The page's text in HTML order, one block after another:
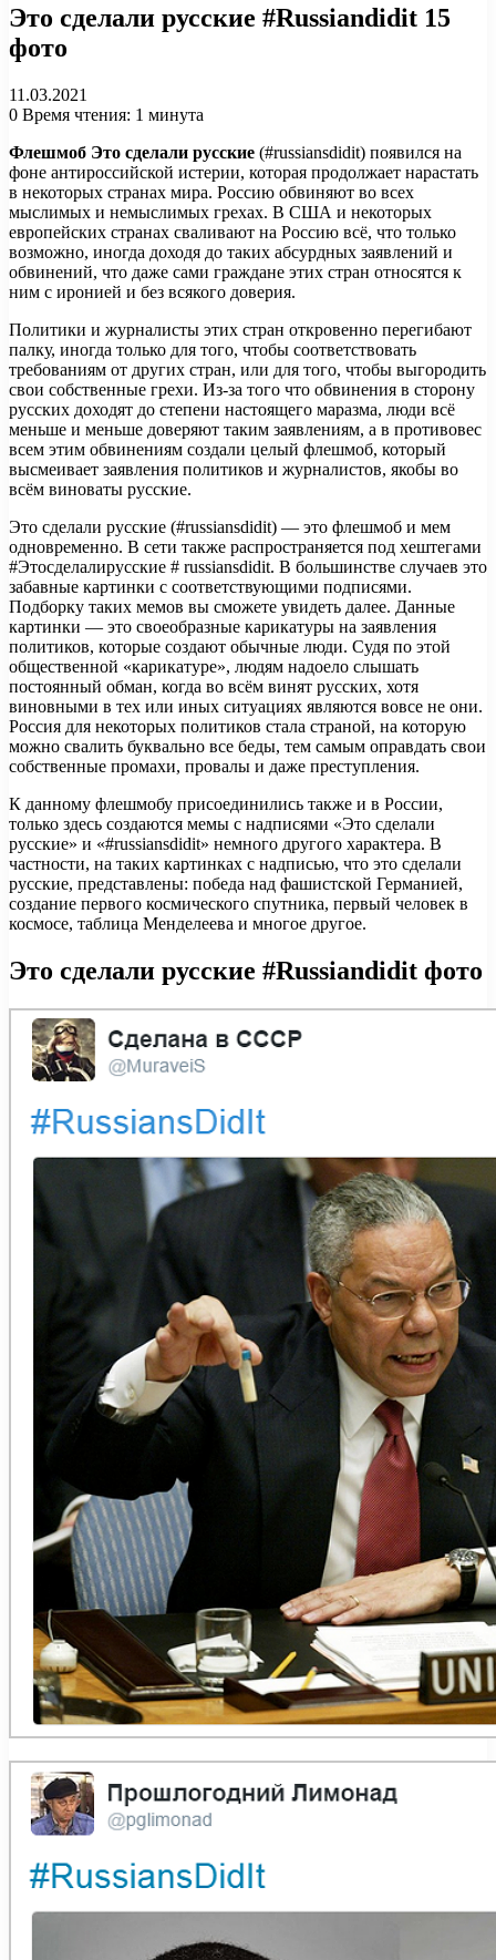
Это сделали русские #Russiandidit 15
фото
11.03.2021
0 Время чтения: 1 минута
Флешмоб Это сделали русские (#russiansdidit) появился на
фоне антироссийской истерии, которая продолжает нарастать
в некоторых странах мира. Россию обвиняют во всех
мыслимых и немыслимых грехах. В США и некоторых
европейских странах сваливают на Россию всё, что только
возможно, иногда доходя до таких абсурдных заявлений и
обвинений, что даже сами граждане этих стран относятся к
ним с иронией и без всякого доверия.
Политики и журналисты этих стран откровенно перегибают
палку, иногда только для того, чтобы соответствовать
требованиям от других стран, или для того, чтобы выгородить
свои собственные грехи. Из-за того что обвинения в сторону
русских доходят до степени настоящего маразма, люди всё
меньше и меньше доверяют таким заявлениям, а в противовес
всем этим обвинениям создали целый флешмоб, который
высмеивает заявления политиков и журналистов, якобы во
всём виноваты русские.
Это сделали русские (#russiansdidit) — это флешмоб и мем
одновременно. В сети также распространяется под хештегами
#Этосделалирусские # russiansdidit. В большинстве случаев это
забавные картинки с соответствующими подписями.
Подборку таких мемов вы сможете увидеть далее. Данные
картинки — это своеобразные карикатуры на заявления
политиков, которые создают обычные люди. Судя по этой
общественной «карикатуре», людям надоело слышать
постоянный обман, когда во всём винят русских, хотя
виновными в тех или иных ситуациях являются вовсе не они.
Россия для некоторых политиков стала страной, на которую
можно свалить буквально все беды, тем самым оправдать свои
собственные промахи, провалы и даже преступления.
К данному флешмобу присоединились также и в России,
только здесь создаются мемы с надписями «Это сделали
русские» и «#russiansdidit» немного другого характера. В
частности, на таких картинках с надписью, что это сделали
русские, представлены: победа над фашистской Германией,
создание первого космического спутника, первый человек в
космосе, таблица Менделеева и многое другое.
Это сделали русские #Russiandidit фото